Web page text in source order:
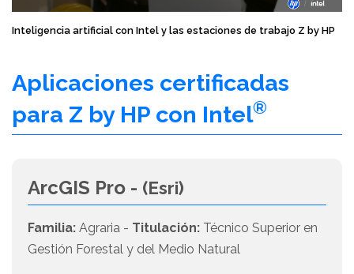
Inteligencia artificial con Intel y las estaciones de trabajo Z by HP
Aplicaciones certificadas
para Z by HP con Intel®
ArcGIS Pro - (Esri)
Familia: Agraria - Titulación: Técnico Superior en
Gestión Forestal y del Medio Natural